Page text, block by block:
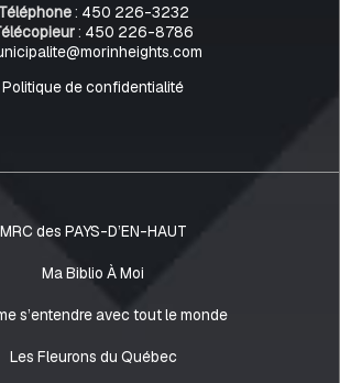
Téléphone: 450 226-3232
: 450 226-8786
Politique de confidentialité
MRC des PAYS-D’EN-HAUT
Ma Biblio À Moi
s’entendre avec tout le monde
Les Fleurons du Québec